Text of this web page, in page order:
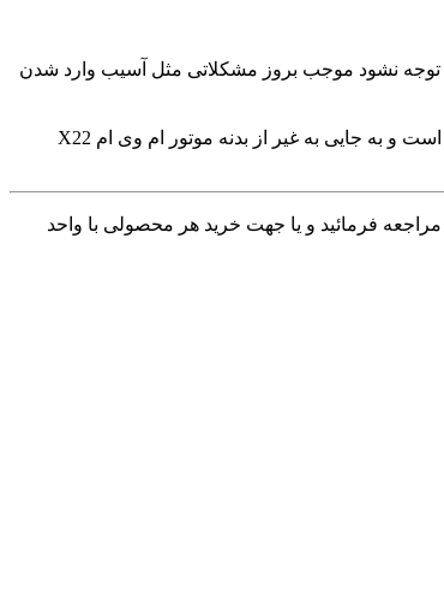
نشود موجب بروز مشکلاتی مثل آسیب وارد شدن
هرزگرد ام وی ام X22 یا به اختصار ASR قطعات خودرو (Acceleration Skid Regulation ) در واقع یک فولی مانند می‌باشد که روی یک بلبرینگ تنظیم شده است و به جایی به غیر از بدنه موتور ام وی ام X22
فرمائید و یا جهت خرید هر محصولی با واحد